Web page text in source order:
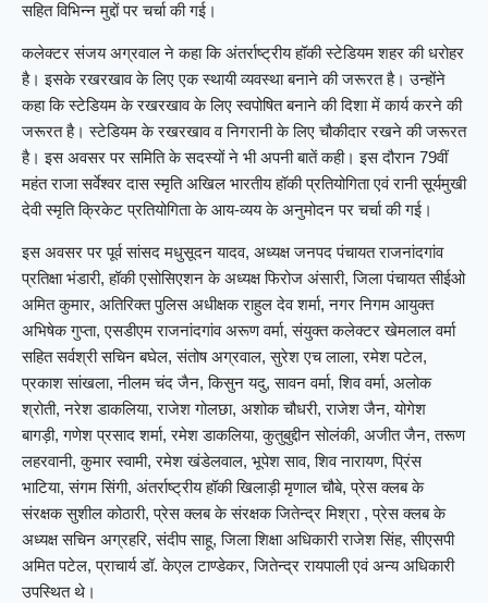
सहित विभिन्न मुद्दों पर चर्चा की गई।
कलेक्टर संजय अग्रवाल ने कहा कि अंतर्राष्ट्रीय हॉकी स्टेडियम शहर की धरोहर
है। इसके रखरखाव के लिए एक स्थायी व्यवस्था बनाने की जरूरत है। उन्होंने
कहा कि स्टेडियम के रखरखाव के लिए स्वपोषित बनाने की दिशा में कार्य करने की
जरूरत है। स्टेडियम के रखरखाव व निगरानी के लिए चौकीदार रखने की जरूरत
है। इस अवसर पर समिति के सदस्यों ने भी अपनी बातें कही। इस दौरान 79वीं
महंत राजा सर्वेश्वर दास स्मृति अखिल भारतीय हॉकी प्रतियोगिता एवं रानी सूर्यमुखी
देवी स्मृति क्रिकेट प्रतियोगिता के आय-व्यय के अनुमोदन पर चर्चा की गई।
इस अवसर पर पूर्व सांसद मधुसूदन यादव, अध्यक्ष जनपद पंचायत राजनांदगांव
प्रतिक्षा भंडारी, हॉकी एसोसिएशन के अध्यक्ष फिरोज अंसारी, जिला पंचायत सीईओ
अमित कुमार, अतिरिक्त पुलिस अधीक्षक राहुल देव शर्मा, नगर निगम आयुक्त
अभिषेक गुप्ता, एसडीएम राजनांदगांव अरूण वर्मा, संयुक्त कलेक्टर खेमलाल वर्मा
सहित सर्वश्री सचिन बघेल, संतोष अग्रवाल, सुरेश एच लाला, रमेश पटेल,
प्रकाश सांखला, नीलम चंद जैन, किसुन यदु, सावन वर्मा, शिव वर्मा, अलोक
श्रोती, नरेश डाकलिया, राजेश गोलछा, अशोक चौधरी, राजेश जैन, योगेश
बागड़ी, गणेश प्रसाद शर्मा, रमेश डाकलिया, कुतुबुद्दीन सोलंकी, अजीत जैन, तरूण
लहरवानी, कुमार स्वामी, रमेश खंडेलवाल, भूपेश साव, शिव नारायण, प्रिंस
भाटिया, संगम सिंगी, अंतर्राष्ट्रीय हॉकी खिलाड़ी मृणाल चौबे, प्रेस क्लब के
संरक्षक सुशील कोठारी, प्रेस क्लब के संरक्षक जितेन्द्र मिश्रा , प्रेस क्लब के
अध्यक्ष सचिन अग्रहरि, संदीप साहू, जिला शिक्षा अधिकारी राजेश सिंह, सीएसपी
अमित पटेल, प्राचार्य डॉ. केएल टाण्डेकर, जितेन्द्र रायपाली एवं अन्य अधिकारी
उपस्थित थे।